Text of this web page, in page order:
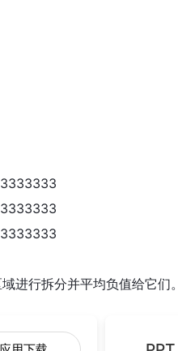
进行拆分并平均负值给它们。